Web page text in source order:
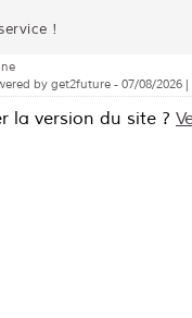
!
by get2future - 07/08/2026 |
la version du site ?